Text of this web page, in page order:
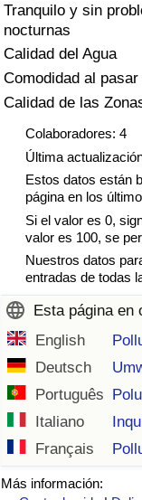
Tranquilo y sin
nocturnas
Calidad del Agua
Comodidad al
Calidad de las
Colaboradores: 4
Última
Estos datos están
página en los
Si el valor es 0,
valor es 100, se
Nuestros datos
entradas de todas
Esta página en
English
Deutsch
Português
Italiano
Français
Más información:
Índice de
Índice de
Tráfico
Índice de Tráfico
Índice de Tráfico
Índice de Tráfico